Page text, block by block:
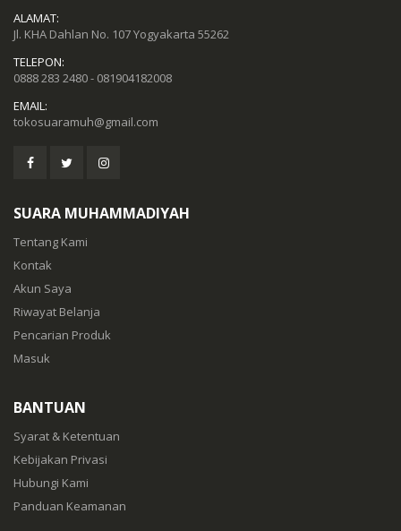
ALAMAT:
Jl. KHA Dahlan No. 107 Yogyakarta 55262
TELEPON:
0888 283 2480 - 081904182008
EMAIL:
tokosuaramuh@gmail.com
SUARA MUHAMMADIYAH
Tentang Kami
Kontak
Akun Saya
Riwayat Belanja
Pencarian Produk
Masuk
BANTUAN
Syarat & Ketentuan
Kebijakan Privasi
Hubungi Kami
Panduan Keamanan